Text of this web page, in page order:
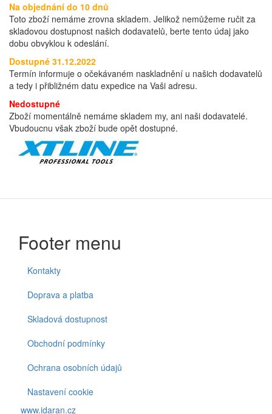
Na objednání do 10 dnů
Toto zboží nemáme zrovna skladem. Jelikož nemůžeme ručit za
skladovou dostupnost našich dodavatelů, berte tento údaj jako
dobu obvyklou k odeslání.
Dostupné 31.12.2022
Termín informuje o očekávaném naskladnění u našich dodavatelů
a tedy i přibližném datu expedice na Vaši adresu.
Nedostupné
Zboží momentálně nemáme skladem my, ani naši dodavatelé.
Vbudoucnu však zboží bude opět dostupné.
Footer menu
Kontakty
Doprava a platba
Skladová dostupnost
Obchodní podmínky
Ochrana osobních údajů
Nastavení cookie
www.idaran.cz